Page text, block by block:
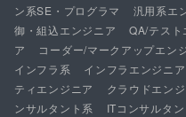
ン系SE・プログラマ
汎用系エ
御・組込エンジニア
QA/テスト
ア
コーダー/マークアップエン
インフラ系
インフラエンジニア
ティエンジニア
クラウドエン
ンサルタント系
ITコンサルタン